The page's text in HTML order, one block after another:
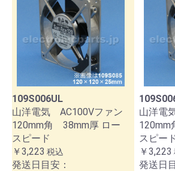
109S006UL
山洋電気 AC100Vファン
120mm角 38mm厚 ロー
スピード
￥3,223 税込
発送日目安：
山洋電
スピー
￥3,223
発送日